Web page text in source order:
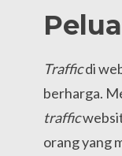
Trafficdi
berharga.
traffic
orang yang